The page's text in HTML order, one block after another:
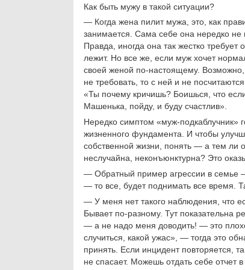
Как быть мужу в такой ситуации?
— Когда жена пилит мужа, это, как
занимается. Сама себе она нередко
Правда, иногда она так жестко
лежит. Но все же, если муж хочет
своей женой по-настоящему. Возможно,
не требовать, то с ней и не
«Ты почему кричишь? Боишься, что
Машенька, пойду, и буду счастлив».
Нередко симптом «муж-подкаблучник»
жизненного фундамента. И чтобы
собственной жизни, понять — а тем ли
неслучайна, неконъюнктурна? Это
— Обратный пример агрессии в семье
— то все, будет поднимать все время.
— У меня нет такого наблюдения, что
Бывает по-разному. Тут показательна
— а не надо меня доводить! — это
случиться, какой ужас», — тогда это
принять. Если инцидент повторяется,
не спасает. Можешь отдать себе отчет